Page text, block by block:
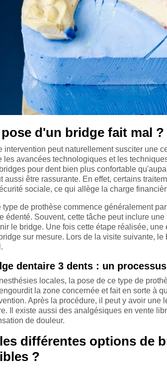
d'un bridge fait mal ?
intervention peut naturellement susciter une
les avancées technologiques et les
pour dent bien plus confortable
aussi être rassurante. En effet, certains
sociale, ce qui allège la charge
type de prothèse commence généralement
édenté. Souvent, cette tâche peut inclure
le bridge. Une fois cette étape réalisée,
sur mesure. Lors de la visite suivante,
dentaire 3 dents : un
locales, la pose de ce type de
la zone concernée et fait en sorte à
Après la procédure, il peut y avoir une
Il existe aussi des analgésiques en vente
de douleur.
différentes options de
?